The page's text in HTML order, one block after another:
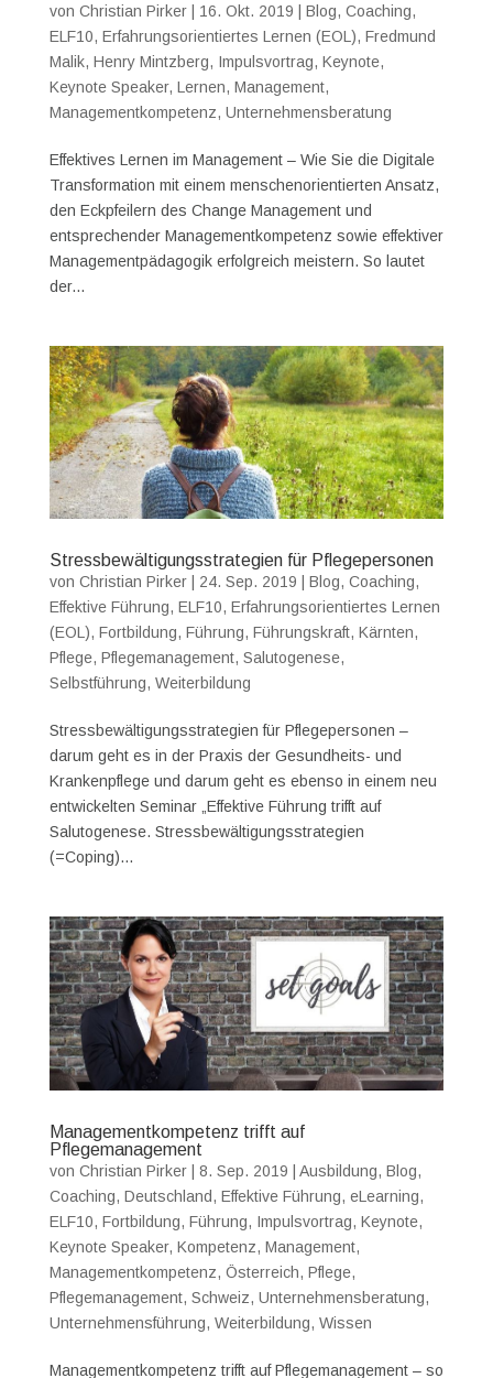
von Christian Pirker| 16. Okt. 2019 | Blog, Coaching,
ELF10, Erfahrungsorientiertes Lernen (EOL), Fredmund
Malik, Henry Mintzberg, Impulsvortrag, Keynote,
Keynote Speaker, Lernen, Management,
Managementkompetenz, Unternehmensberatung
Effektives Lernen im Management – Wie Sie die Digitale
Transformation mit einem menschenorientierten Ansatz,
den Eckpfeilern des Change Management und
entsprechender Managementkompetenz sowie effektiver
Managementpädagogik erfolgreich meistern. So lautet
der...
Stressbewältigungsstrategien für Pflegepersonen
von Christian Pirker| 24. Sep. 2019 Blog, Coaching,
Effektive Führung, ELF10, Erfahrungsorientiertes Lernen
(EOL), Fortbildung, Führung, Führungskraft, Kärnten,
Pflege, Pflegemanagement, Salutogenese,
Selbstführung, Weiterbildung
Stressbewältigungsstrategien für Pflegepersonen –
darum geht es in der Praxis der Gesundheits- und
Krankenpflege und darum geht es ebenso in einem neu
entwickelten Seminar „Effektive Führung trifft auf
Salutogenese. Stressbewältigungsstrategien
(=Coping)...
Managementkompetenz trifft auf
Pflegemanagement
von Christian Pirker| 8. Sep. 2019 Ausbildung, Blog,
Coaching, Deutschland, Effektive Führung, eLearning,
ELF10, Fortbildung, Führung, Impulsvortrag, Keynote,
Keynote Speaker, Kompetenz, Management,
Managementkompetenz, Österreich, Pflege,
Pflegemanagement, Schweiz, Unternehmensberatung,
Unternehmensführung, Weiterbildung, Wissen
Managementkompetenz trifft auf Pflegemanagement – so